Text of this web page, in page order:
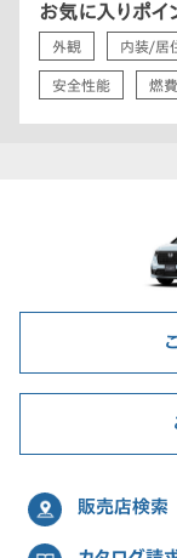
お気に入りポイ
外観 内装/居
安全性能 燃
販売店検索